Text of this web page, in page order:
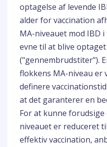
optagelse af levende
alder for vaccination
MA-niveauet mod IBD
evne til at blive
("gennembrudstiter").
flokkens MA-niveau
definere
at det garanterer en
For at kunne forudsige
niveauet er reduceret
effektiv vaccination,